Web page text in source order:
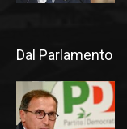
Dal Parlamento